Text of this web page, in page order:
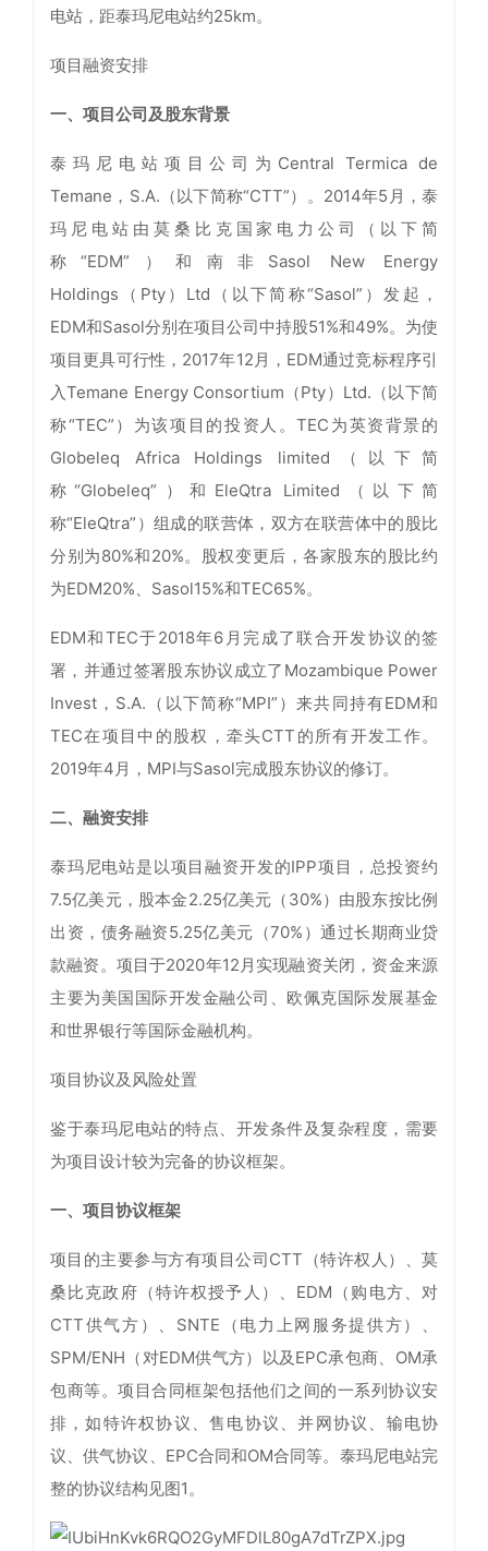
电站，距泰玛尼电站约25km。
项目融资安排
一、项目公司及股东背景
泰玛尼电站项目公司为Central Termica de
Temane，S.A.（以下简称“CTT”）。2014年5月，泰
玛尼电站由莫桑比克国家电力公司（以下简
称“EDM”）和南非Sasol New Energy
Holdings（Pty）Ltd（以下简称“Sasol”）发起，
EDM和Sasol分别在项目公司中持股51%和49%。为使
项目更具可行性，2017年12月，EDM通过竞标程序引
入Temane Energy Consortium（Pty）Ltd.（以下简
称“TEC”）为该项目的投资人。TEC为英资背景的
Globeleq Africa Holdings limited（以下简
称“Globeleq”）和EleQtra Limited（以下简
称“EleQtra”）组成的联营体，双方在联营体中的股比
分别为80%和20%。股权变更后，各家股东的股比约
为EDM20%、Sasol15%和TEC65%。
EDM和TEC于2018年6月完成了联合开发协议的签
署，并通过签署股东协议成立了Mozambique Power
Invest，S.A.（以下简称“MPI”）来共同持有EDM和
TEC在项目中的股权，牵头CTT的所有开发工作。
2019年4月，MPI与Sasol完成股东协议的修订。
二、融资安排
泰玛尼电站是以项目融资开发的IPP项目，总投资约
7.5亿美元，股本金2.25亿美元（30%）由股东按比例
出资，债务融资5.25亿美元（70%）通过长期商业贷
款融资。项目于2020年12月实现融资关闭，资金来源
主要为美国国际开发金融公司、欧佩克国际发展基金
和世界银行等国际金融机构。
项目协议及风险处置
鉴于泰玛尼电站的特点、开发条件及复杂程度，需要
为项目设计较为完备的协议框架。
一、项目协议框架
项目的主要参与方有项目公司CTT（特许权人）、莫
桑比克政府（特许权授予人）、EDM（购电方、对
CTT供气方）、SNTE（电力上网服务提供方）、
SPM/ENH（对EDM供气方）以及EPC承包商、OM承
包商等。项目合同框架包括他们之间的一系列协议安
排，如特许权协议、售电协议、并网协议、输电协
议、供气协议、EPC合同和OM合同等。泰玛尼电站完
整的协议结构见图1。